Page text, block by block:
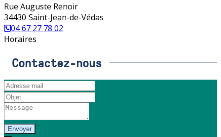
Rue Auguste Renoir
34430 Saint-Jean-de-Védas
04 67 27 78 02
Horaires
Contactez-nous
Envoyer